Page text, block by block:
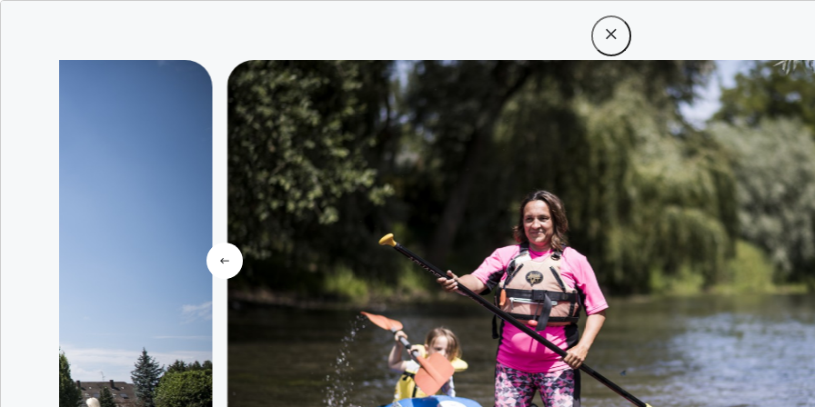
Etwas besonderes
erleben
Wo ?
gefundene Ergebnisse 133